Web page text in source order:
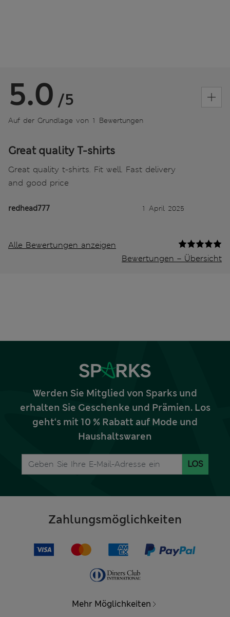
5.0 /5
Auf der Grundlage von 1 Bewertungen
Great quality T-shirts
Great quality t-shirts. Fit well. Fast delivery
and good price
redhead777 1 April 2025
Alle Bewertungen anzeigen
Bewertungen – Übersicht
Werden Sie Mitglied von Sparks und
erhalten Sie Geschenke und Prämien. Los
geht‘s mit 10 % Rabatt auf Mode und
Haushaltswaren
LOS
Zahlungsmöglichkeiten
Mehr Möglichkeiten